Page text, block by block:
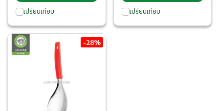
เปรียบเทียบ เปรียบเทียบ
-28%